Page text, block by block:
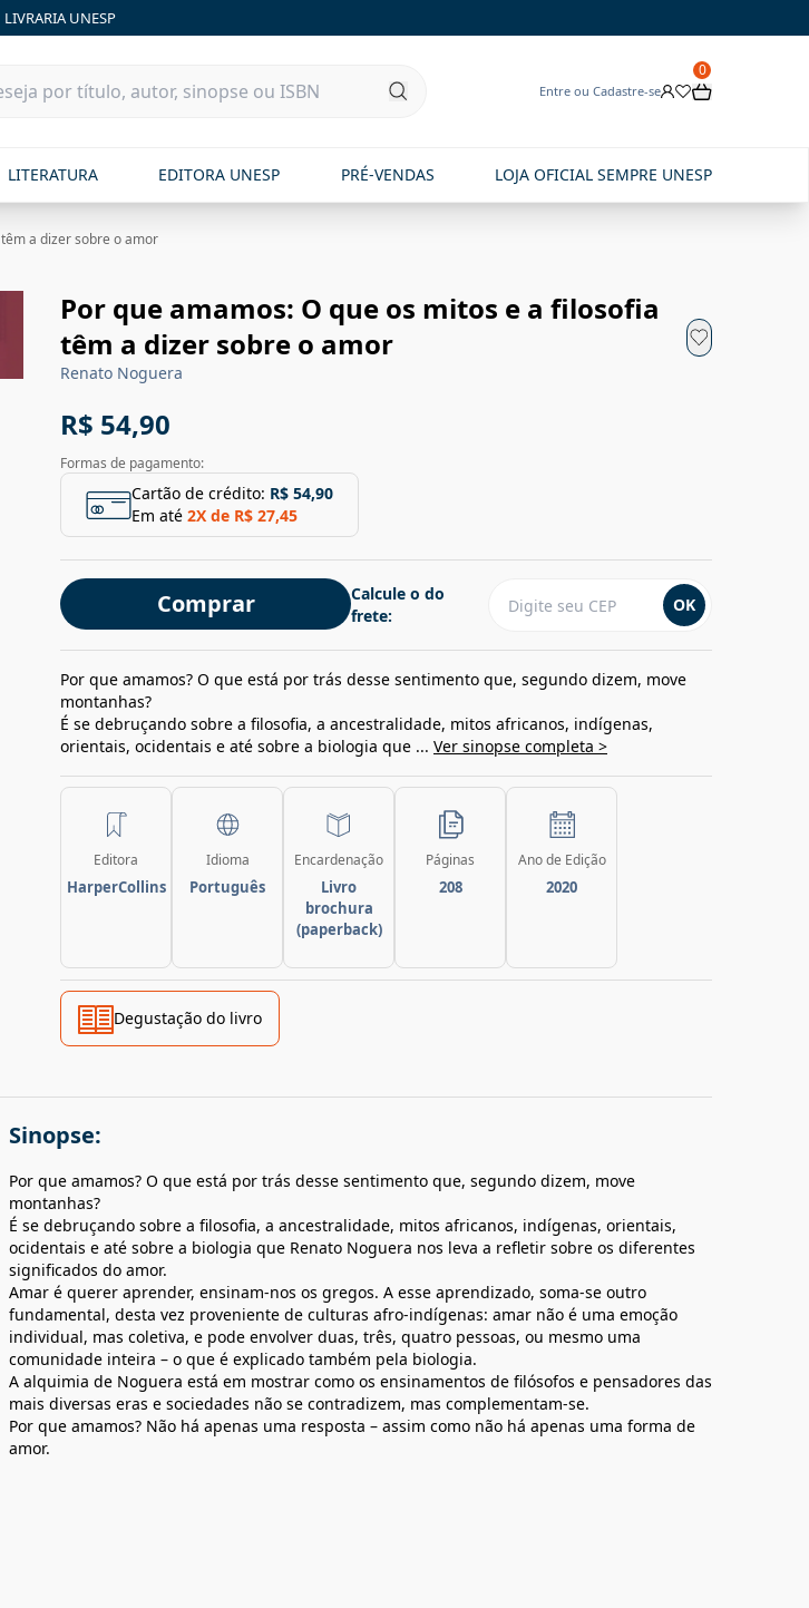
LIVRARIA UNESP
Entre ou Cadastre-se
0
LITERATURA EDITORA UNESP PRÉ-VENDAS LOJA OFICIAL SEMPRE UNESP
a dizer sobre o amor
Por que amamos: O que os mitos e a filosofia
têm a dizer sobre o amor
Renato Noguera
R$ 54,90
Formas de pagamento:
Cartão de crédito: R$ 54,90
Em até 2X de R$ 27,45
Comprar
Calcule o do
frete:
OK
Por que amamos? O que está por trás desse sentimento que, segundo dizem, move
montanhas?
É se debruçando sobre a filosofia, a ancestralidade, mitos africanos, indígenas,
orientais, ocidentais e até sobre a biologia que ... Ver sinopse completa >
Editora
HarperCollins
Idioma
Português
Encardenação
Livro
brochura
(paperback)
Páginas
208
Ano de Edição
2020
Degustação do livro
Sinopse:
Por que amamos? O que está por trás desse sentimento que, segundo dizem, move
montanhas?
É se debruçando sobre a filosofia, a ancestralidade, mitos africanos, indígenas, orientais,
ocidentais e até sobre a biologia que Renato Noguera nos leva a refletir sobre os diferentes
significados do amor.
Amar é querer aprender, ensinam-nos os gregos. A esse aprendizado, soma-se outro
fundamental, desta vez proveniente de culturas afro-indígenas: amar não é uma emoção
individual, mas coletiva, e pode envolver duas, três, quatro pessoas, ou mesmo uma
comunidade inteira – o que é explicado também pela biologia.
A alquimia de Noguera está em mostrar como os ensinamentos de filósofos e pensadores das
mais diversas eras e sociedades não se contradizem, mas complementam-se.
Por que amamos? Não há apenas uma resposta – assim como não há apenas uma forma de
amor.